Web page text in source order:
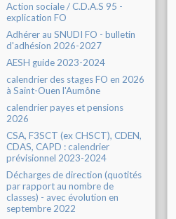
Action sociale / C.D.A.S 95 -
explication FO
Adhérer au SNUDI FO - bulletin
d'adhésion 2026-2027
AESH guide 2023-2024
calendrier des stages FO en 2026
à Saint-Ouen l'Aumône
calendrier payes et pensions
2026
CSA, F3SCT (ex CHSCT), CDEN,
CDAS, CAPD : calendrier
prévisionnel 2023-2024
Décharges de direction (quotités
par rapport au nombre de
classes) - avec évolution en
septembre 2022